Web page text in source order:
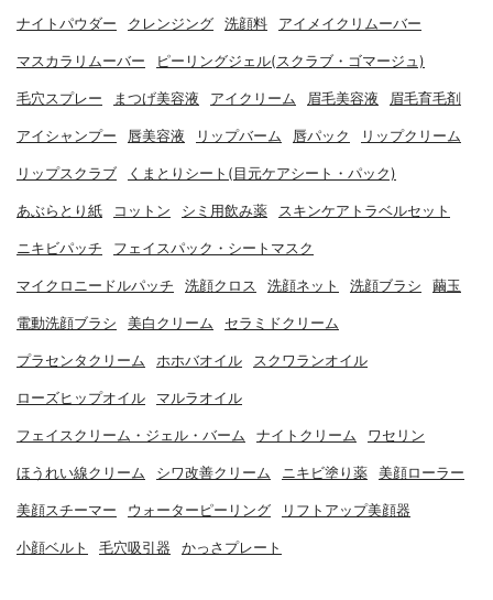
ナイトパウダー クレンジング 洗顔料 アイメイクリムーバー
マスカラリムーバー ピーリングジェル(スクラブ・ゴマージュ)
毛穴スプレー まつげ美容液 アイクリーム 眉毛美容液 眉毛育毛剤
アイシャンプー 唇美容液 リップバーム 唇パック リップクリーム
リップスクラブ くまとりシート(目元ケアシート・パック)
あぶらとり紙 コットン シミ用飲み薬 スキンケアトラベルセット
ニキビパッチ フェイスパック・シートマスク
マイクロニードルパッチ 洗顔クロス 洗顔ネット 洗顔ブラシ 繭玉
電動洗顔ブラシ 美白クリーム セラミドクリーム
プラセンタクリーム ホホバオイル スクワランオイル
ローズヒップオイル マルラオイル
フェイスクリーム・ジェル・バーム ナイトクリーム ワセリン
ほうれい線クリーム シワ改善クリーム ニキビ塗り薬 美顔ローラー
美顔スチーマー ウォーターピーリング リフトアップ美顔器
小顔ベルト 毛穴吸引器 かっさプレート